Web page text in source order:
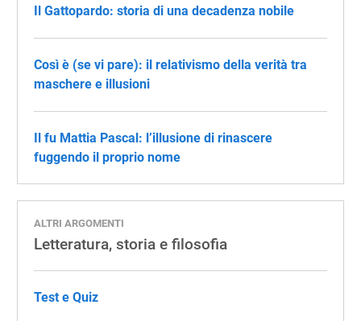
Il Gattopardo: storia di una decadenza nobile
Così è (se vi pare): il relativismo della verità tra
maschere e illusioni
Il fu Mattia Pascal: l’illusione di rinascere
fuggendo il proprio nome
ALTRI ARGOMENTI
Letteratura, storia e filosofia
Test e Quiz